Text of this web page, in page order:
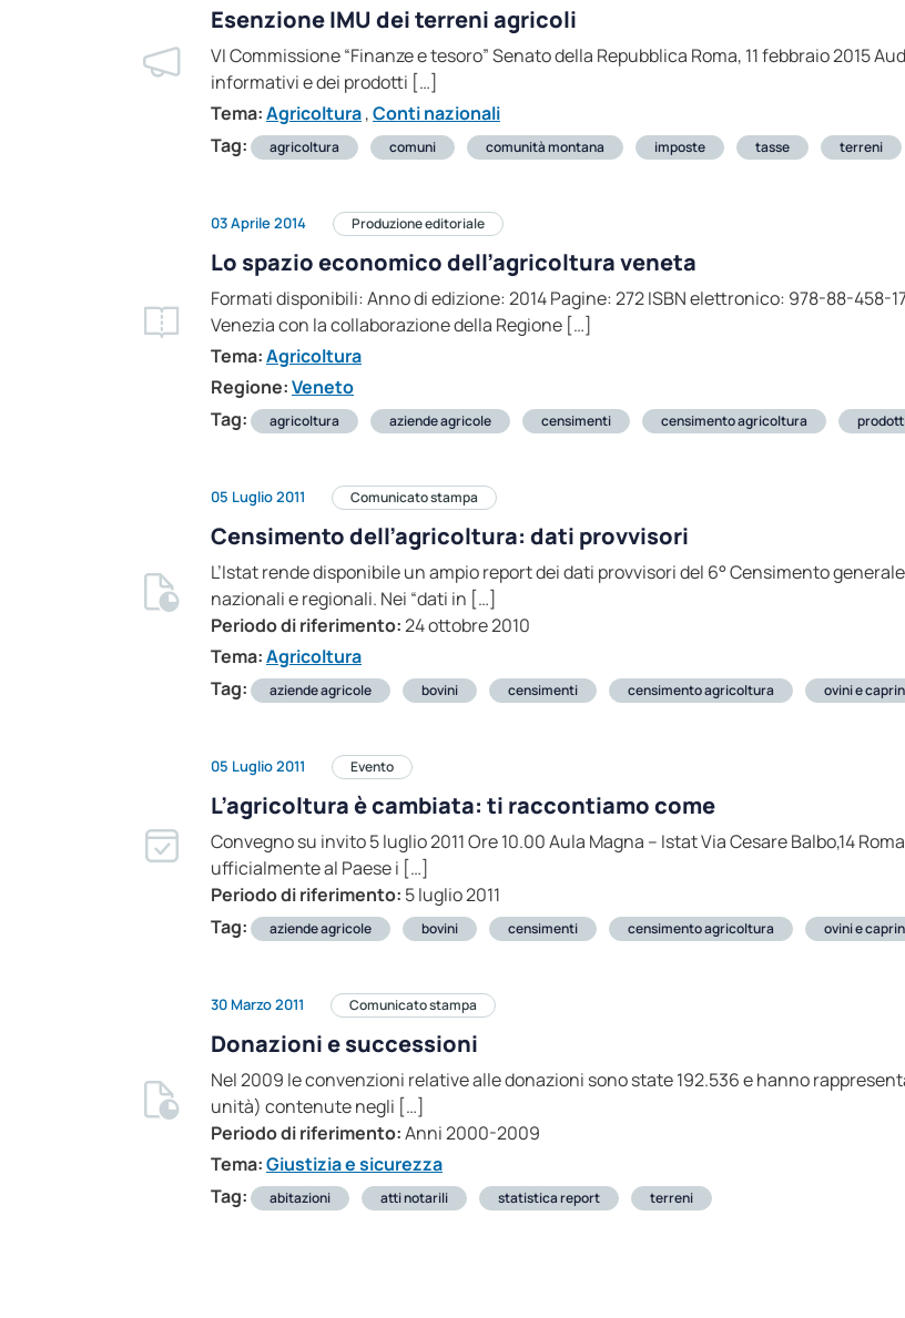
Esenzione IMU dei terreni agricoli
VI Commissione “Finanze e tesoro” Senato della Repubblica Roma, 11 febbraio 2015
informativi e dei prodotti […]
Tema:Agricoltura,Conti nazionali
Tag:
agricoltura comuni comunità montana imposte tasse terreni
03 Aprile 2014 Produzione editoriale
Lo spazio economico dell’agricoltura veneta
Formati disponibili: Anno di edizione: 2014 Pagine: 272 ISBN elettronico: 978-88-458-
Venezia con la collaborazione della Regione […]
Tema:Agricoltura
Regione:Veneto
Tag:
agricoltura aziende agricole censimenti censimento agricoltura
05 Luglio 2011 Comunicato stampa
Censimento dell’agricoltura: dati provvisori
L’Istat rende disponibile un ampio report dei dati provvisori del 6° Censimento
nazionali e regionali. Nei “dati in […]
Periodo di riferimento:24 ottobre 2010
Tema:Agricoltura
Tag:
aziende agricole bovini censimenti censimento agricoltura ovini e
05 Luglio 2011 Evento
L’agricoltura è cambiata: ti raccontiamo come
Convegno su invito 5 luglio 2011 Ore 10.00 Aula Magna – Istat Via Cesare Balbo,14
ufficialmente al Paese i […]
Periodo di riferimento: 5 luglio 2011
Tag:
aziende agricole bovini censimenti censimento agricoltura ovini e
30 Marzo 2011 Comunicato stampa
Donazioni e successioni
Nel 2009 le convenzioni relative alle donazioni sono state 192.536 e hanno
unità) contenute negli […]
Periodo di riferimento:Anni 2000-2009
Tema:Giustizia e sicurezza
Tag:
abitazioni atti notarili statistica report terreni